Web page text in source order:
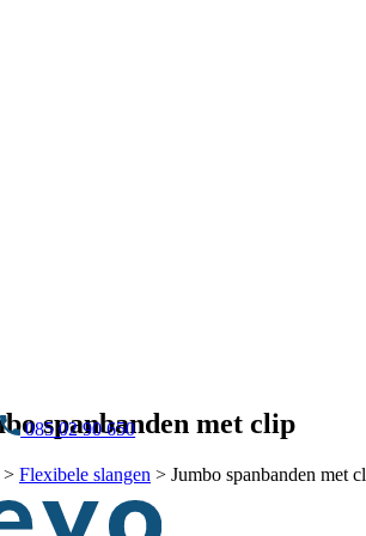
085 02 90 650
spanbanden met clip
> Flexibele slangen > Jumbo spanbanden met